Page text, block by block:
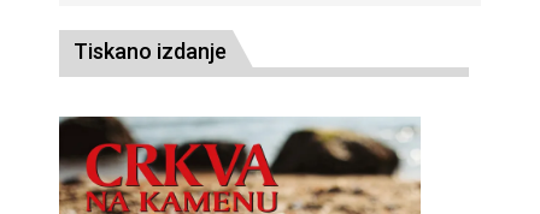
Tiskano izdanje